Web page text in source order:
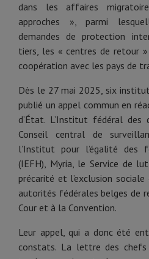
dans les affaires
approches », parmi
demandes de protection
tiers, les « centres de retour
coopération avec les pays de
Dès le 27 mai 2025, six
publié un appel commun en
d’État. L’Institut fédéral des
Conseil central de
l’Institut pour l’égalité des
(IEFH), Myria, le Service de
précarité et l’exclusion
autorités fédérales belges de
Cour et à la Convention.
Leur appel, qui a donc été
constats. La lettre des chefs